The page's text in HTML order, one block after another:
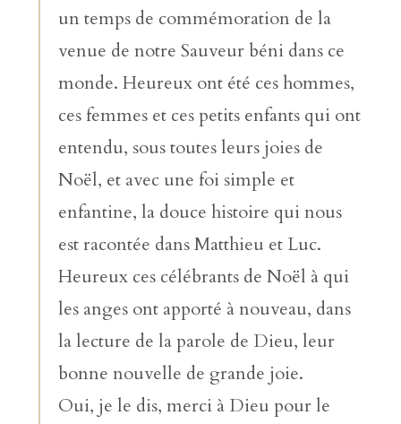
un temps de commémoration de la
venue de notre Sauveur béni dans ce
monde. Heureux ont été ces hommes,
ces femmes et ces petits enfants qui ont
entendu, sous toutes leurs joies de
Noël, et avec une foi simple et
enfantine, la douce histoire qui nous
est racontée dans Matthieu et Luc.
Heureux ces célébrants de Noël à qui
les anges ont apporté à nouveau, dans
la lecture de la parole de Dieu, leur
bonne nouvelle de grande joie.
Oui, je le dis, merci à Dieu pour le